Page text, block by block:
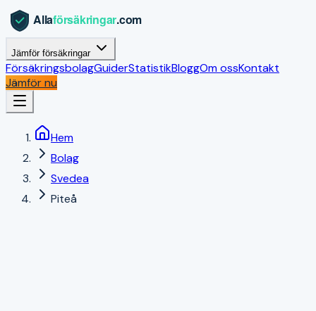
Jämför försäkringar
FörsäkringsbolagGuiderStatistikBloggOm ossKontakt
Jämför nu
Hem
Bolag
Svedea
Piteå